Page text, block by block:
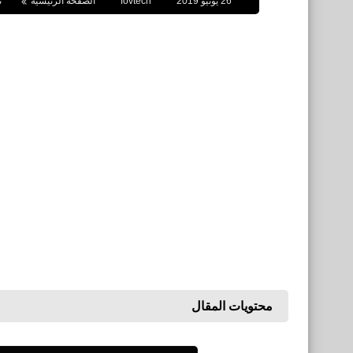
محتويات المقال